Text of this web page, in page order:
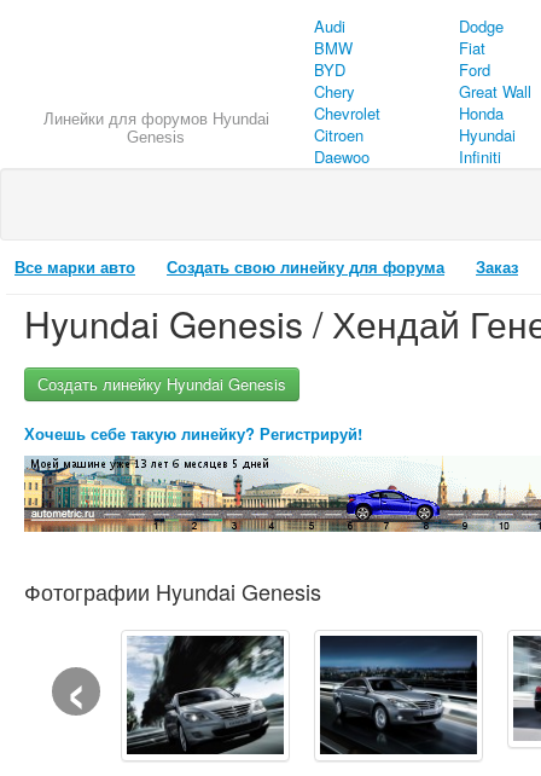
Линейки для форумов Hyundai
Genesis
Audi
BMW
BYD
Chery
Chevrolet
Citroen
Daewoo
Dodge
Fiat
Ford
Great Wall
Honda
Hyundai
Infiniti
Все марки авто Создать свою линейку для форума Заказ
Hyundai Genesis / Хендай
Создать линейку Hyundai Genesis
Хочешь себе такую линейку? Регистрируй!
Фотографии Hyundai Genesis
‹